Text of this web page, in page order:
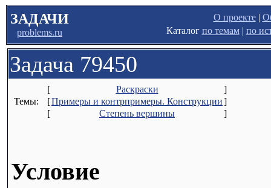
ЗАДАЧИ
problems.ru
О проекте|
Каталог по темам| по
Задача 79450
Темы:
[ Раскраски
]
[Примеры и контрпримеры. Конструкции]
[
Степень вершины ]
Условие